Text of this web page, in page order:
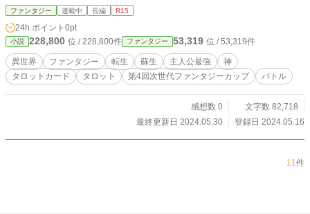
いうダンジョンを探索しながら、力を増強し、新たな技術とタロットカードの力
を手に入れていく。途中、魔法学者である兄を探す魔法使いアイラが仲間に加わ
る。 悪徳政治家たちの背後には「十一人の勇者」と「悪徳たる女神」が存在
し、異世界の均衡を破壊しようとしている。悠人は知恵と力を駆使して強敵に立
ち向かい、使命を果たすために力と技術を高めていく。 ――全ての答えは、階
段を下りた先に。悠人と仲間たちの運命が、いま動き出す。
ファンタジー 連載中 長編 R15
24h.ポイント 0pt
小説 228,800 位 / 228,800件 ファンタジー 53,319 位 / 53,319件
異世界 ファンタジー 転生 蘇生 主人公最強
神
タロットカード
タロット 第4回次世代ファンタジーカップ バトル
感想数 0
文字数 82,718
最終更新日 2024.05.30
登録日 2024.05.16
11件